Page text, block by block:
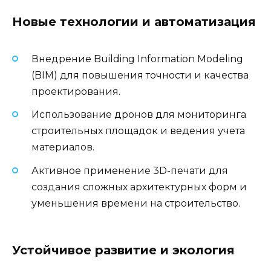
Новые технологии и автоматизация
Внедрение Building Information Modeling
(BIM) для повышения точности и качества
проектирования.
Использование дронов для мониторинга
строительных площадок и ведения учета
материалов.
Активное применение 3D-печати для
создания сложных архитектурных форм и
уменьшения времени на строительство.
Устойчивое развитие и экология